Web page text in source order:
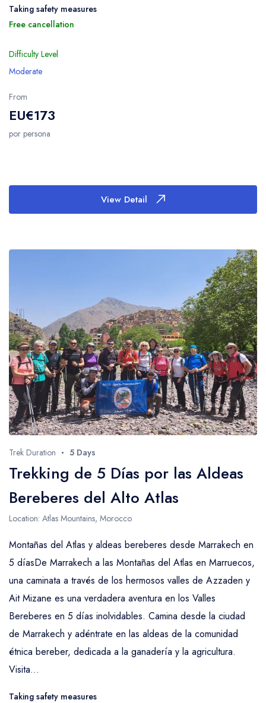
Taking safety measures
Free cancellation
Difficulty Level
Moderate
From
EU€173
por persona
View Detail
Trek Duration 5 Days
Trekking de 5 Días por las Aldeas
Bereberes del Alto Atlas
Location: Atlas Mountains, Morocco
Montañas del Atlas y aldeas bereberes desde Marrakech en
5 díasDe Marrakech a las Montañas del Atlas en Marruecos,
una caminata a través de los hermosos valles de Azzaden y
Ait Mizane es una verdadera aventura en los Valles
Bereberes en 5 días inolvidables. Camina desde la ciudad
de Marrakech y adéntrate en las aldeas de la comunidad
étnica bereber, dedicada a la ganadería y la agricultura.
Visita...
Taking safety measures